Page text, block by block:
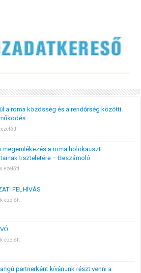
a roma közösség és a rendőrség közötti
ezelőtt
megemlékezés a roma holokauszt
tiszteletére – Beszámoló
ezelőtt
FELHÍVÁS
ezelőtt
ezelőtt
partnerként kívánunk részt venni a